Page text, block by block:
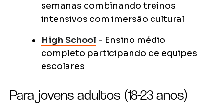
semanas combinando treinos
intensivos com imersão cultural
High School - Ensino médio
completo participando de equipes
escolares
Para jovens adultos (18-23 anos)